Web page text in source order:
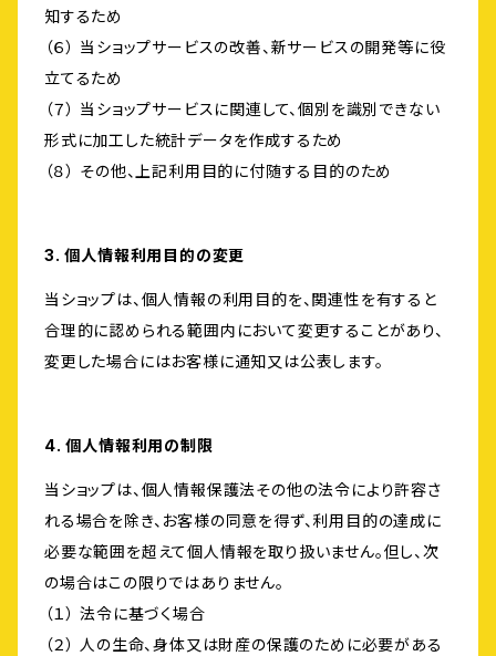
知するため
（６） 当ショップサービスの改善、新サービスの開発等に役
立てるため
（７） 当ショップサービスに関連して、個別を識別できない
形式に加工した統計データを作成するため
（８） その他、上記利用目的に付随する目的のため
3. 個人情報利用目的の変更
当ショップは、個人情報の利用目的を、関連性を有すると
合理的に認められる範囲内において変更することがあり、
変更した場合にはお客様に通知又は公表します。
4. 個人情報利用の制限
当ショップは、個人情報保護法その他の法令により許容さ
れる場合を除き、お客様の同意を得ず、利用目的の達成に
必要な範囲を超えて個人情報を取り扱いません。但し、次
の場合はこの限りではありません。
（１） 法令に基づく場合
（２） 人の生命、身体又は財産の保護のために必要がある